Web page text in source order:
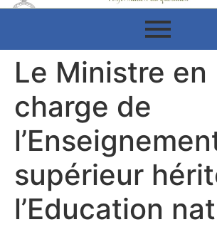
Le Ministre en
charge de
supérieur
l’Education